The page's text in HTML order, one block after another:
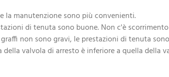
la manutenzione sono più convenienti.
di tenuta sono buone. Non c'è
non sono gravi, le prestazioni di tenuta
valvola di arresto è inferiore a quella della